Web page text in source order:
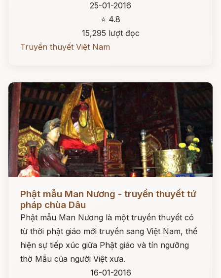
25-01-2016
⭐ 4.8
15,295 lượt đọc
Truyền thuyết Việt Nam
Phật mẫu Man Nương - truyền thuyết tứ
pháp chùa Dâu
Phật mẫu Man Nương là một truyền thuyết có
từ thời phật giáo mới truyền sang Việt Nam, thể
hiện sự tiếp xúc giữa Phật giáo và tín ngưỡng
thờ Mẫu của người Việt xưa.
16-01-2016